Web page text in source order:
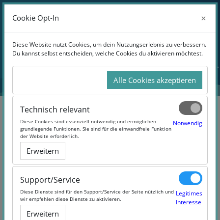
Zum Hauptinhalt
Website-Übersicht
Anmelden
Bienen und Imkerei MOOC
(#biMOOC)
Cookie Opt-In ×
Diese Website nutzt Cookies, um dein Nutzungserlebnis zu verbessern.
Du kannst selbst entscheiden, welche Cookies du aktivieren möchtest.
Alle Cookies akzeptieren
Technisch relevant
Diese Cookies sind essenziell notwendig und ermöglichen
grundlegende Funktionen. Sie sind für die einwandfreie Funktion
der Website erforderlich.
Notwendig
Erweitern
Support/Service
Diese Dienste sind für den Support/Service der Seite nützlich und
wir empfehlen diese Dienste zu aktivieren.
Legitimes
Interesse
Erweitern
Cookie Opt-In ×
Diese Website nutzt Cookies, um dein Nutzungserlebnis zu verbessern.
Du kannst selbst entscheiden, welche Cookies du aktivieren möchtest.
Alle Cookies akzeptieren
Technisch relevant
Diese Cookies sind essenziell notwendig und ermöglichen
grundlegende Funktionen. Sie sind für die einwandfreie Funktion
der Website erforderlich.
Notwendig
Erweitern
Support/Service
Diese Dienste sind für den Support/Service der Seite nützlich und
wir empfehlen diese Dienste zu aktivieren.
Legitimes
Interesse
Erweitern